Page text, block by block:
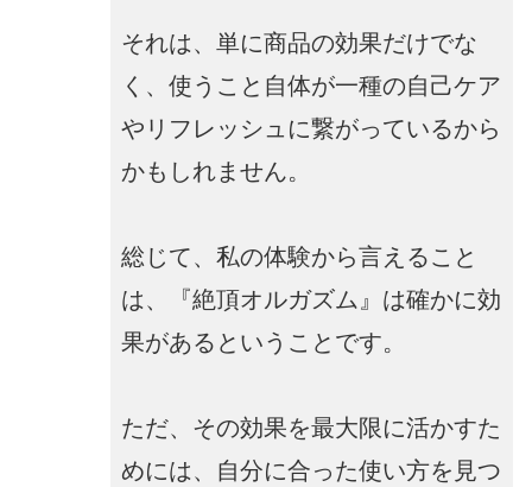
それは、単に商品の効果だけでな
く、使うこと自体が一種の自己ケア
やリフレッシュに繋がっているから
かもしれません。
総じて、私の体験から言えること
は、『絶頂オルガズム』は確かに効
果があるということです。
ただ、その効果を最大限に活かすた
めには、自分に合った使い方を見つ